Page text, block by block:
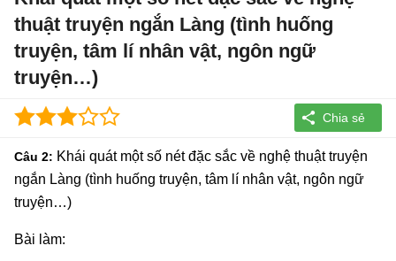
thuật truyện ngắn Làng (tình huống
truyện, tâm lí nhân vật, ngôn ngữ
truyện…)
Câu 2: Khái quát một số nét đặc sắc về nghệ thuật truyện
ngắn Làng (tình huống truyện, tâm lí nhân vật, ngôn ngữ
truyện…)
Bài làm: